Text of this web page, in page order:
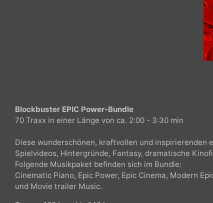
Blockbuster EPIC Power-Bundle
70 Traxx in einer Länge von ca. 2:00 - 3:30 min
Diese wunderschönen, kraftvollen und
Spielvideos, Hintergründe, Fantasy, dramatische
Folgende Musikpaket befinden sich im Bundle: